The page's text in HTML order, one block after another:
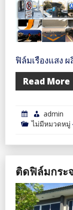
ฟิล์มเรืองแสง
Read More
admin
ไม่มีหมวดหมู่
ติดฟิล์มกระ